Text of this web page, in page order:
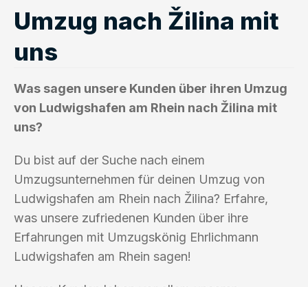
Umzug nach Žilina mit
uns
Was sagen unsere Kunden über ihren Umzug
von Ludwigshafen am Rhein nach Žilina mit
uns?
Du bist auf der Suche nach einem
Umzugsunternehmen für deinen Umzug von
Ludwigshafen am Rhein nach Žilina? Erfahre,
was unsere zufriedenen Kunden über ihre
Erfahrungen mit Umzugskönig Ehrlichmann
Ludwigshafen am Rhein sagen!